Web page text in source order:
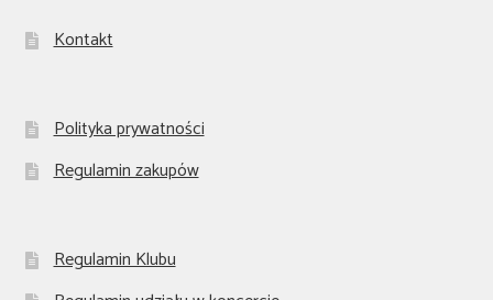
Kontakt
Polityka prywatności
Regulamin zakupów
Regulamin Klubu